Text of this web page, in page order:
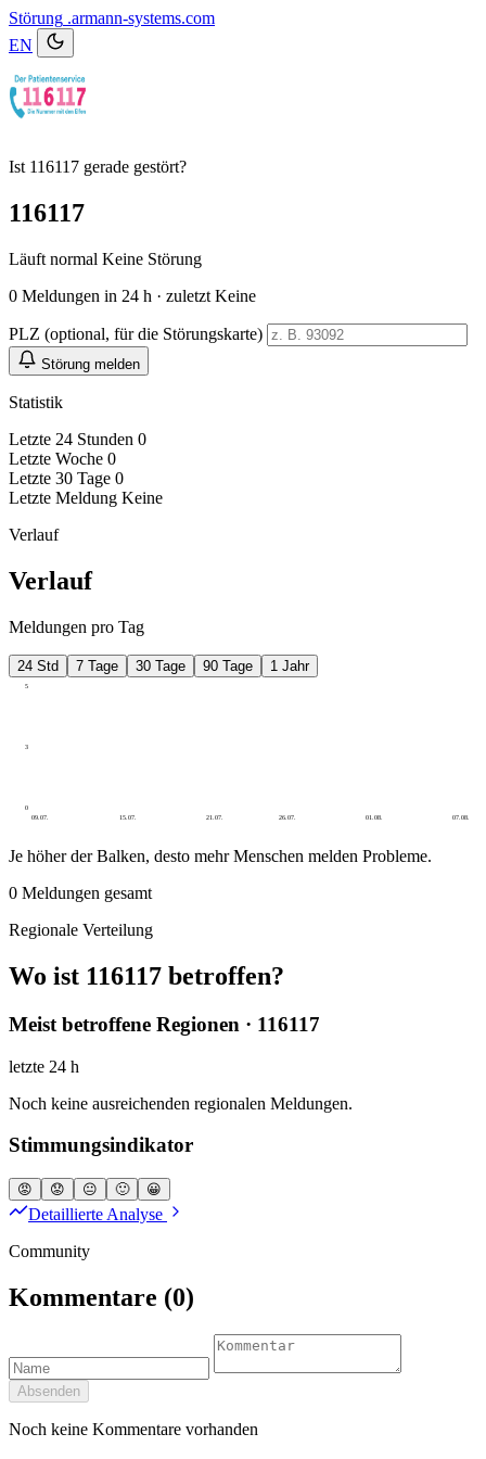
Störung .armann-systems.com
EN
Ist 116117 gerade gestört?
116117
Läuft normal Keine Störung
0 Meldungen in 24 h · zuletzt Keine
PLZ (optional, für die Störungskarte)
Störung melden
Statistik
Letzte 24 Stunden 0
Letzte Woche 0
Letzte 30 Tage 0
Letzte Meldung Keine
Verlauf
Verlauf
Meldungen pro Tag
24 Std 7 Tage 30 Tage 90 Tage 1 Jahr
0
3
5
09.07. 15.07. 21.07. 26.07. 01.08. 07.08.
Je höher der Balken, desto mehr Menschen melden Probleme.
0 Meldungen gesamt
Regionale Verteilung
Wo ist 116117 betroffen?
Meist betroffene Regionen · 116117
letzte 24 h
Noch keine ausreichenden regionalen Meldungen.
Stimmungsindikator
😡 😟 😐 🙂 😀
Detaillierte Analyse
Community
Kommentare (0)
Absenden
Noch keine Kommentare vorhanden